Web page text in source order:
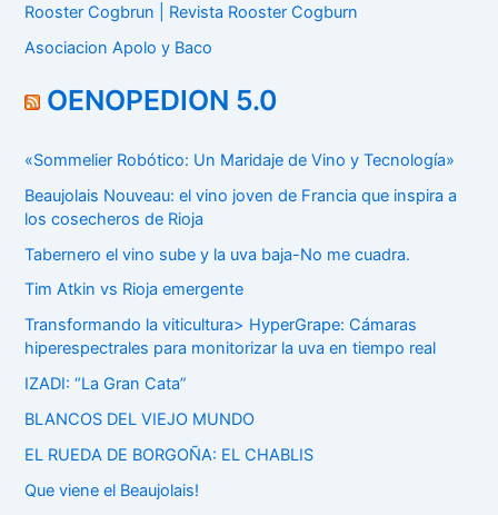
Rooster Cogbrun | Revista Rooster Cogburn
Asociacion Apolo y Baco
OENOPEDION 5.0
«Sommelier Robótico: Un Maridaje de Vino y Tecnología»
Beaujolais Nouveau: el vino joven de Francia que inspira a
los cosecheros de Rioja
Tabernero el vino sube y la uva baja-No me cuadra.
Tim Atkin vs Rioja emergente
Transformando la viticultura> HyperGrape: Cámaras
hiperespectrales para monitorizar la uva en tiempo real
IZADI: “La Gran Cata”
BLANCOS DEL VIEJO MUNDO
EL RUEDA DE BORGOÑA: EL CHABLIS
Que viene el Beaujolais!